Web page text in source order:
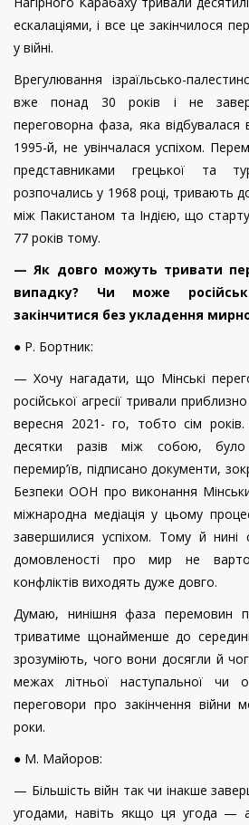
ескалаціями, і все це закінчилося
у війні.
Врегулювання ізраїльсько-
вже понад 30 років і не
переговорна фаза, яка
1995-й, не увінчалася успіхом.
представниками грецької та
розпочались у 1968 році, тривають
між Пакистаном та Індією, що
77 років тому.
— Як довго можуть тривати
випадку? Чи може
закінчитися без укладення
● Р. Бортник:
— Хочу нагадати, що Мінські
російської агресії тривали
вересня 2021- го, тобто сім років.
десятки разів між собою,
перемир’їв, підписано документи,
Безпеки ООН про виконання
міжнародна медіація у цьому
завершилися успіхом. Тому й нині
домовленості про мир не
конфліктів виходять дуже довго.
Думаю, нинішня фаза перемовин
триватиме щонайменше до
зрозуміють, чого вони досягли й
межах літньої наступальної чи
переговори про закінчення війни
роки.
● М. Майоров:
— Більшість війн так чи інакше
угодами, навіть якщо ця угода —